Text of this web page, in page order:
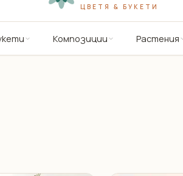
ЦВЕТЯ & БУКЕТИ
Композиции Растения